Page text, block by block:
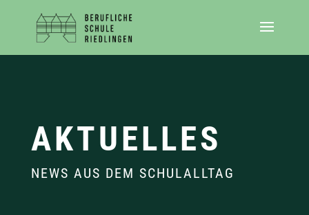
AKTUELLES
NEWS AUS DEM SCHULALLTAG